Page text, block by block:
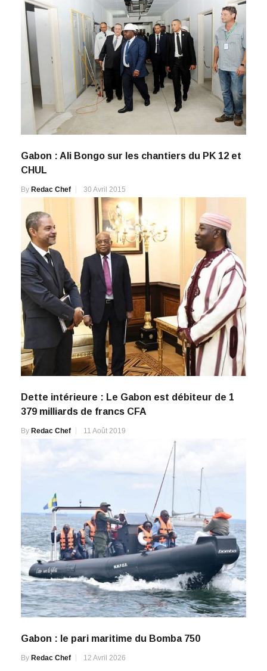
Gabon : Ali Bongo sur les chantiers du PK 12 et
CHUL
By Redac Chef 30 Avril 2015
Dette intérieure : Le Gabon est débiteur de 1
379 milliards de francs CFA
By Redac Chef 11 Août 2019
Gabon : le pari maritime du Bomba 750
By Redac Chef 12 Avril 2026